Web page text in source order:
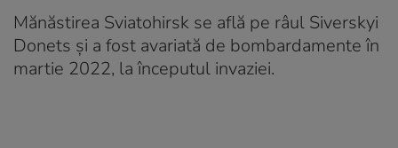
Mănăstirea Sviatohirsk se află pe râul Siverskyi
Donets și a fost avariată de bombardamente în
martie 2022, la începutul invaziei.